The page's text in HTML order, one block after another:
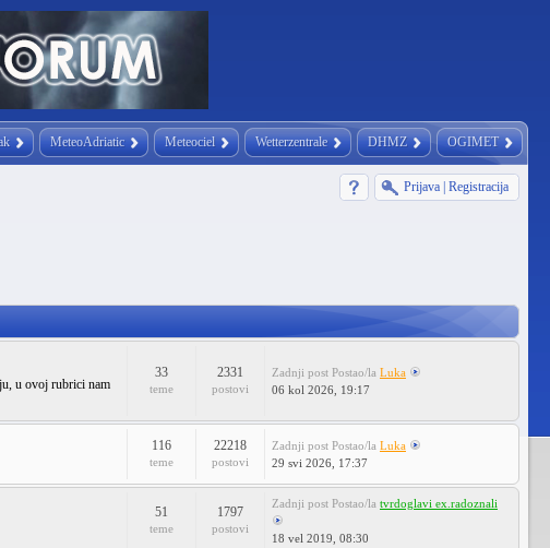
MeteoAdriatic Meteociel Wetterzentrale DHMZ OGIMET
Prijava Registracija
u ovoj rubrici nam
33
teme
2331
postovi
Zadnji post Postao/la Luka
06 kol 2026, 19:17
116
teme
22218
postovi
Zadnji post Postao/la Luka
29 svi 2026, 17:37
51
teme
1797
postovi
Zadnji post Postao/la tvrdoglavi ex.radoznali
18 vel 2019, 08:30